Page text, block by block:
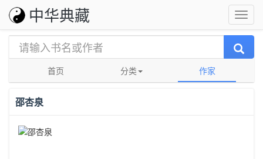
中华典藏
首页 分类 作家
邵杏泉